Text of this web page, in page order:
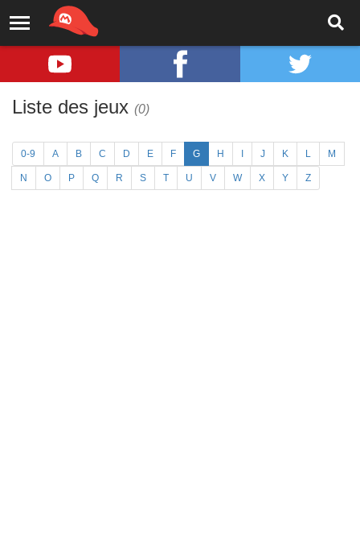
Liste des jeux (0)
0-9 A B C D E F G H J K L M
N O P Q R S T U V W X Y Z